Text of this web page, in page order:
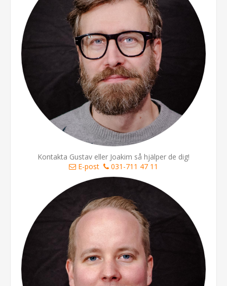
Kontakta Gustav eller Joakim så hjälper de dig!
E-post
031-711 47 11